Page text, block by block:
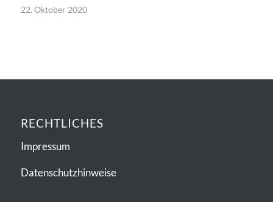
22. Oktober 2020
RECHTLICHES
Impressum
Datenschutzhinweise